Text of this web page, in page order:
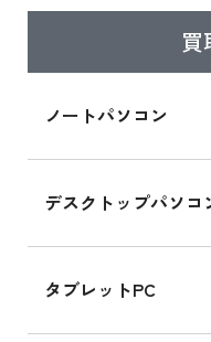
買
ノートパソコン
デスクトップパソコ
タブレットPC
ら
iPad mini シ
iPad mini 8.3